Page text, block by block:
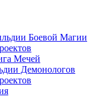
Боевой Магии
Мечей
Демонологов